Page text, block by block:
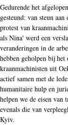
Gedurende het
gesteund: van steun
protest van
als Nina' werd een
veranderingen in de
hebben geholpen bij
kraanmachinisten uit
actief samen met de
humanitaire hulp en
helpen we de eisen
evenals die van
Kyiv.